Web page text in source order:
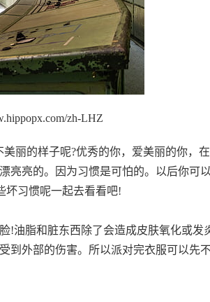
zh-LHZ
丽的样子呢?优秀的你，爱美丽的你，
亮亮的。因为习惯是可怕的。以后你可
坏习惯呢一起去看看吧!
!油脂和脏东西除了会造成皮肤氧化或发
到外部的伤害。所以派对完衣服可以先